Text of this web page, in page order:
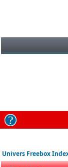
Univers Freebox